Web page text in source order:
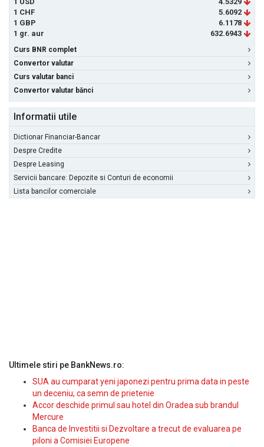
1 CHF
5.6092
1 GBP
6.1178
1 gr. aur
632.6943
Curs BNR complet
Convertor valutar
Curs valutar banci
Convertor valutar bănci
Informatii utile
Dictionar Financiar-Bancar
Despre Credite
Despre Leasing
Servicii bancare: Depozite si Conturi de economii
Lista bancilor comerciale
Ultimele stiri pe BankNews.ro:
SUA au cumparat yeni japonezi pentru prima data in peste
un deceniu, ca semn de prietenie
Accor deschide primul sau hotel din Oradea sub brandul
Mercure
Banca de Investitii si Dezvoltare a trecut de evaluarea pe
piloni a Comisiei Europene